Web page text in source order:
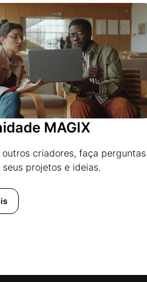
MAGIX
criadores, faça
projetos e ideias.